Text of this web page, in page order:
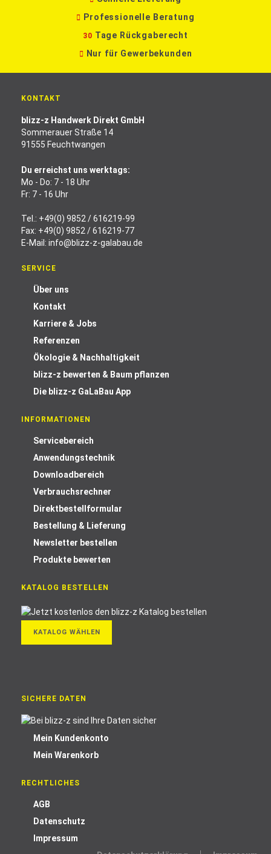
Professionelle Beratung
30 Tage Rückgaberecht
Nur für Gewerbekunden
KONTAKT
blizz-z Handwerk Direkt GmbH
Sommerauer Straße 14
91555 Feuchtwangen
Du erreichst uns werktags:
Mo - Do: 7 - 18 Uhr
Fr: 7 - 16 Uhr
Tel.: +49(0) 9852 / 616219-99
Fax: +49(0) 9852 / 616219-77
E-Mail: info@blizz-z-galabau.de
SERVICE
Über uns
Kontakt
Karriere & Jobs
Referenzen
Ökologie & Nachhaltigkeit
blizz-z bewerten & Baum pflanzen
Die blizz-z GaLaBau App
INFORMATIONEN
Servicebereich
Anwendungstechnik
Downloadbereich
Verbrauchsrechner
Direktbestellformular
Bestellung & Lieferung
Newsletter bestellen
Produkte bewerten
KATALOG BESTELLEN
KATALOG WÄHLEN
SICHERE DATEN
Mein Kundenkonto
Mein Warenkorb
RECHTLICHES
AGB
Datenschutz
Impressum